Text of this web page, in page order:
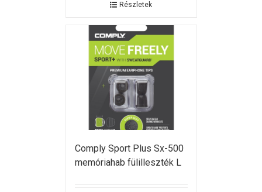
Részletek
Comply Sport Plus Sx-500
memóriahab fülilleszték L